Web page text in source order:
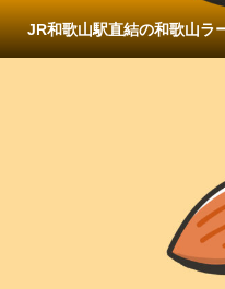
JR和歌山駅直結の和歌山ラ